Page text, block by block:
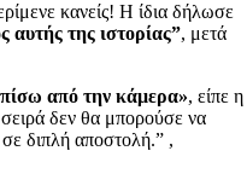
κανείς! Η ίδια δήλωσε
αυτής της ιστορίας”, μετά
από την κάμερα», είπε η
σειρά δεν θα μπορούσε να
διπλή αποστολή.” ,